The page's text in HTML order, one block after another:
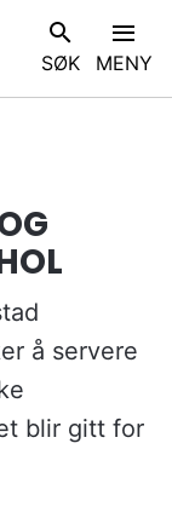
SØK
V
I
MENY
å servere
blir gitt for